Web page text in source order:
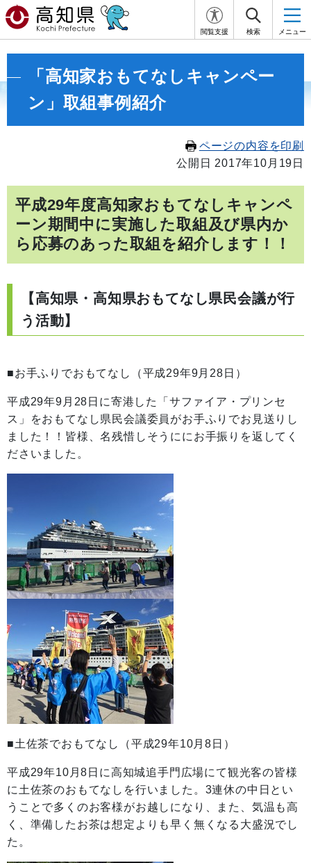
閲覧支援 検索 メニュー
「高知家おもてなしキャンペー
ン」取組事例紹介
ページの内容を印刷
公開日 2017年10月19日
平成29年度高知家おもてなしキャンペ
ーン期間中に実施した取組及び県内か
ら応募のあった取組を紹介します！！
【高知県・高知県おもてなし県民会議が行
う活動】
■お手ふりでおもてなし（平成29年9月28日）
平成29年9月28日に寄港した「サファイア・プリンセ
ス」をおもてなし県民会議委員がお手ふりでお見送りし
ました！！皆様、名残惜しそうににお手振りを返してく
ださいました。
■土佐茶でおもてなし（平成29年10月8日）
平成29年10月8日に高知城追手門広場にて観光客の皆様
に土佐茶のおもてなしを行いました。3連休の中日とい
うことで多くのお客様がお越しになり、また、気温も高
く、準備したお茶は想定よりも早く無くなる大盛況でし
た。